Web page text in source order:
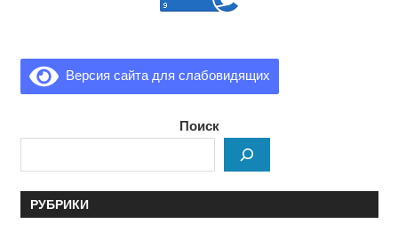
Версия сайта для слабовидящих
Поиск
РУБРИКИ